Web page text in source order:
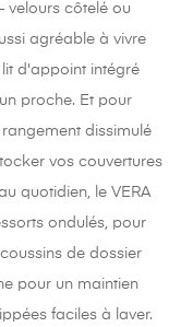
velours côtelé ou
agréable à vivre
d'appoint intégré
proche. Et pour
dissimulé
vos couvertures
quotidien, le VERA
ondulés, pour
de dossier
pour un maintien
faciles à laver.